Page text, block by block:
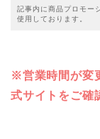
記事内に商品プロモー
使用しております。
※営業時間が変
式サイトをご確